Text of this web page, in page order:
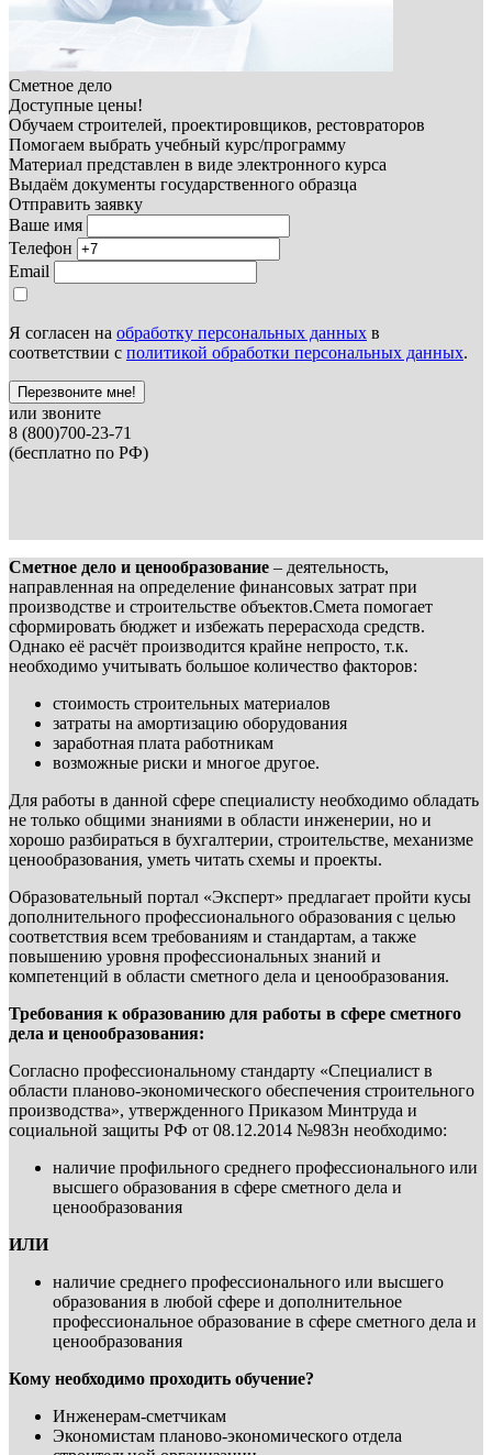
Сметное дело
Доступные цены!
Обучаем строителей, проектировщиков, рестовраторов
Помогаем выбрать учебный курс/программу
Материал представлен в виде электронного курса
Выдаём документы государственного образца
Отправить заявку
Ваше имя
Телефон
Email
Я согласен на обработку персональных данных в
соответствии с политикой обработки персональных данных.
Перезвоните мне!
или звоните
8 (800)700-23-71
(бесплатно по РФ)
Сметное дело и ценообразование – деятельность,
направленная на определение финансовых затрат при
производстве и строительстве объектов.Смета помогает
сформировать бюджет и избежать перерасхода средств.
Однако её расчёт производится крайне непросто, т.к.
необходимо учитывать большое количество факторов:
стоимость строительных материалов
затраты на амортизацию оборудования
заработная плата работникам
возможные риски и многое другое.
Для работы в данной сфере специалисту необходимо обладать
не только общими знаниями в области инженерии, но и
хорошо разбираться в бухгалтерии, строительстве, механизме
ценообразования, уметь читать схемы и проекты.
Образовательный портал «Эксперт» предлагает пройти кусы
дополнительного профессионального образования с целью
соответствия всем требованиям и стандартам, а также
повышению уровня профессиональных знаний и
компетенций в области сметного дела и ценообразования.
Требования к образованию для работы в сфере сметного
дела и ценообразования:
Согласно профессиональному стандарту «Специалист в
области планово-экономического обеспечения строительного
производства», утвержденного Приказом Минтруда и
социальной защиты РФ от 08.12.2014 №983н необходимо:
наличие профильного среднего профессионального или
высшего образования в сфере сметного дела и
ценообразования
ИЛИ
наличие среднего профессионального или высшего
образования в любой сфере и дополнительное
профессиональное образование в сфере сметного дела и
ценообразования
Кому необходимо проходить обучение?
Инженерам-сметчикам
Экономистам планово-экономического отдела